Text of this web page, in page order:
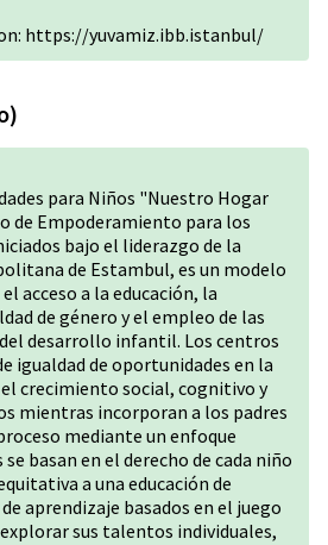
https://yuvamiz.ibb.istanbul/
para Niños "Nuestro Hogar
de Empoderamiento para los
bajo el liderazgo de la
de Estambul, es un modelo
acceso a la educación, la
de género y el empleo de las
desarrollo infantil. Los centros
igualdad de oportunidades en la
crecimiento social, cognitivo y
mientras incorporan a los padres
mediante un enfoque
basan en el derecho de cada niño
a una educación de
aprendizaje basados en el juego
sus talentos individuales,